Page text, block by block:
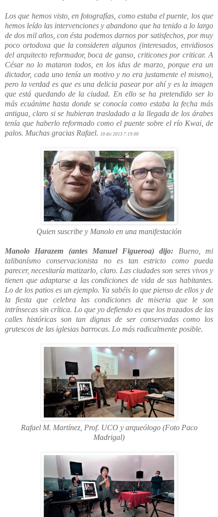
Los que hemos visto, en fotografías, como estaba el puente, los que
hemos leído las intervenciones y abandono que ha tenido a lo largo
de dos mil años, con ésta podemos darnos por satisfechos, por muy
poco ortodoxa que la consideren algunos (interesados, envidiosos
del arquitecto reformador, boca de ganso, criticones por criticar. A
César no lo mataron todos, en los idus de marzo, porque era un
dictador, cada uno tenía un motivo y no era justamente el mismo),
pero la verdad es que es una delicia pasear por ahí y es la imagen
que está quedando de la ciudad. En ello se ha pretendido ser lo
más ecuánime hasta donde se conocía como estaba la fecha más
antigua, claro si se hubieran trasladado a la llegada de los árabes
tenía que haberlo reformado como el puente sobre el río Kwai, de
palos. Muchas gracias Rafael. 10 dic 2013 7:19:00
Quien suscribe y Manolo en una manifestación
Manolo Harazem (antes Manuel Figueroa) dijo: Bueno, mi
talibanísmo conservacionista no es tan estricto como pueda
parecer, necesitaría matizarlo, claro. Las ciudades son seres vivos y
tienen que adaptarse a las condiciones de vida de sus habitantes.
Lo de los patios es un ejemplo. Ya sabéis lo que pienso de ellos y de
la fiesta que celebra las condiciones de miseria que le son
intrínsecas sin crítica. Lo que yo defiendo es que los trazados de las
calles históricas son tan dignas de ser conservadas como los
grutescos de las iglesias barrocas. Lo más radicalmente posible.
Rafael M. Martínez, Prof. UCO y arqueólogo (Foto Paco
Madrigal)